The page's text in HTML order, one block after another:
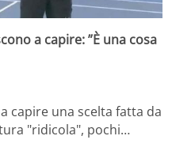
a capire: ”È una cosa
capire una scelta fatta da
"ridicola", pochi…